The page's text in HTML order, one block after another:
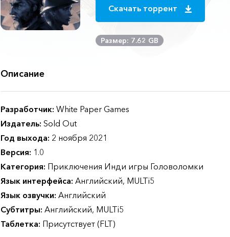
Скачать торрент
Размер: 7.62 GB
Описание
Разработчик: White Paper Games
Издатель: Sold Out
Год выхода: 2 ноября 2021
Версия: 1.0
Категория: Приключения Инди игры Головоломки
Язык интерфейса: Английский, MULTi5
Язык озвучки: Английский
Субтитры: Английский, MULTi5
Таблетка: Присутствует (FLT)